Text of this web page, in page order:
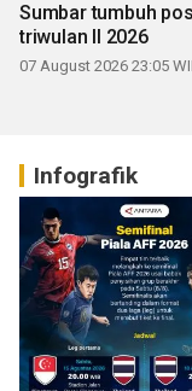
Sumbar tumbuh
triwulan II 2026
07 August 2026 23:05
Infografik